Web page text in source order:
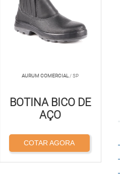
AURUM COMERCIAL/ SP
BOTINA BICO DE
AÇO
COTAR AGORA